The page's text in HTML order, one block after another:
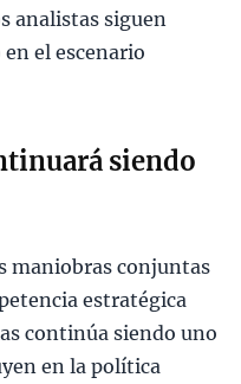
analistas siguen
el escenario
siendo
maniobras conjuntas
estratégica
continúa siendo uno
en la política